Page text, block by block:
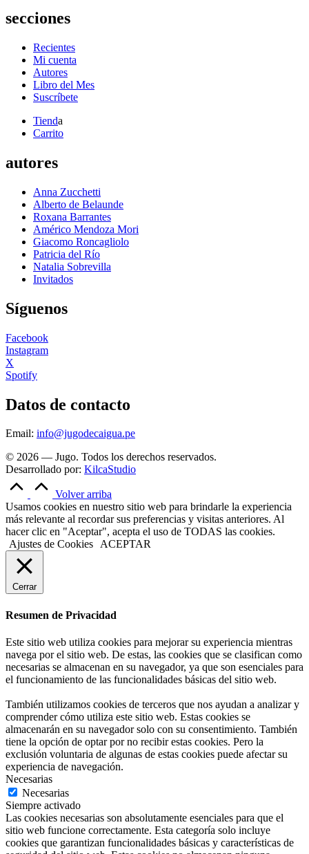
secciones
Recientes
Mi cuenta
Autores
Libro del Mes
Suscríbete
Tienda
Carrito
autores
Anna Zucchetti
Alberto de Belaunde
Roxana Barrantes
Américo Mendoza Mori
Giacomo Roncagliolo
Patricia del Río
Natalia Sobrevilla
Invitados
Síguenos
Facebook
Instagram
X
Spotify
Datos de contacto
Email: info@jugodecaigua.pe
© 2026 — Jugo. Todos los derechos reservados.
Desarrollado por: KilcaStudio
Volver arriba
Usamos cookies en nuestro sitio web para brindarle la experiencia
más relevante al recordar sus preferencias y visitas anteriores. Al
hacer clic en "Aceptar", acepta el uso de TODAS las cookies.
Ajustes de Cookies ACEPTAR
Cerrar
Resumen de Privacidad
Este sitio web utiliza cookies para mejorar su experiencia mientras
navega por el sitio web. De estas, las cookies que se clasifican como
necesarias se almacenan en su navegador, ya que son esenciales para
el funcionamiento de las funcionalidades básicas del sitio web.
También utilizamos cookies de terceros que nos ayudan a analizar y
comprender cómo utiliza este sitio web. Estas cookies se
almacenarán en su navegador solo con su consentimiento. También
tiene la opción de optar por no recibir estas cookies. Pero la
exclusión voluntaria de algunas de estas cookies puede afectar su
experiencia de navegación.
Necesarias
Necesarias
Siempre activado
Las cookies necesarias son absolutamente esenciales para que el
sitio web funcione correctamente. Esta categoría solo incluye
cookies que garantizan funcionalidades básicas y características de